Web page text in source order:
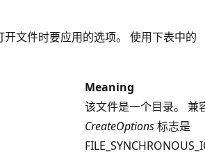
文件时要应用的选项。 使用下表中的
Meaning
该文件是一个目录。 兼
CreateOptions标志是